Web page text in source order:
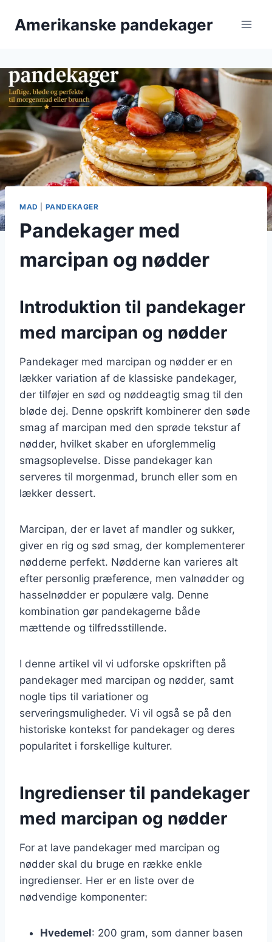
Amerikanske pandekager
MAD PANDEKAGER
Pandekager med
marcipan og nødder
Introduktion til pandekager
med marcipan og nødder
Pandekager med marcipan og nødder er en
lækker variation af de klassiske pandekager,
der tilføjer en sød og nøddeagtig smag til den
bløde dej. Denne opskrift kombinerer den søde
smag af marcipan med den sprøde tekstur af
nødder, hvilket skaber en uforglemmelig
smagsoplevelse. Disse pandekager kan
serveres til morgenmad, brunch eller som en
lækker dessert.
Marcipan, der er lavet af mandler og sukker,
giver en rig og sød smag, der komplementerer
nødderne perfekt. Nødderne kan varieres alt
efter personlig præference, men valnødder og
hasselnødder er populære valg. Denne
kombination gør pandekagerne både
mættende og tilfredsstillende.
I denne artikel vil vi udforske opskriften på
pandekager med marcipan og nødder, samt
nogle tips til variationer og
serveringsmuligheder. Vi vil også se på den
historiske kontekst for pandekager og deres
popularitet i forskellige kulturer.
Ingredienser til pandekager
med marcipan og nødder
For at lave pandekager med marcipan og
nødder skal du bruge en række enkle
ingredienser. Her er en liste over de
nødvendige komponenter:
Hvedemel: 200 gram, som danner basen